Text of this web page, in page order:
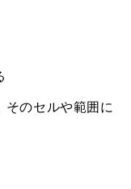
のセルや範囲に